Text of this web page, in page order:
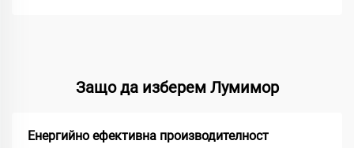
Защо да изберем Лумимор
Енергийно ефективна производителност